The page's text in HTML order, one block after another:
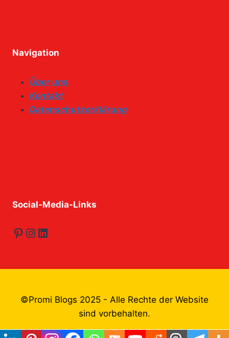
Navigation
Über uns
Kontakt
Datenschutzerklärung
Social-Media-Links
Pinterest
Instagram
LinkedIn
©Promi Blogs 2025 - Alle Rechte der Website
sind vorbehalten.